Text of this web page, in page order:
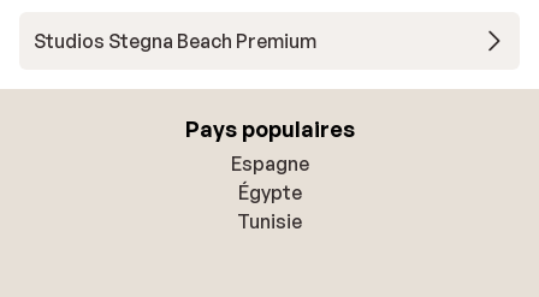
Studios Stegna Beach Premium
Pays populaires
Espagne
Égypte
Tunisie